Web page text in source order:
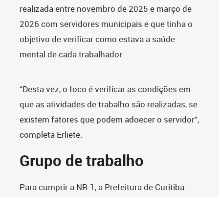
realizada entre novembro de 2025 e março de
2026 com servidores municipais e que tinha o
objetivo de verificar como estava a saúde
mental de cada trabalhador.
“Desta vez, o foco é verificar as condições em
que as atividades de trabalho são realizadas, se
existem fatores que podem adoecer o servidor”,
completa Erliete.
Grupo de trabalho
Para cumprir a NR-1, a Prefeitura de Curitiba